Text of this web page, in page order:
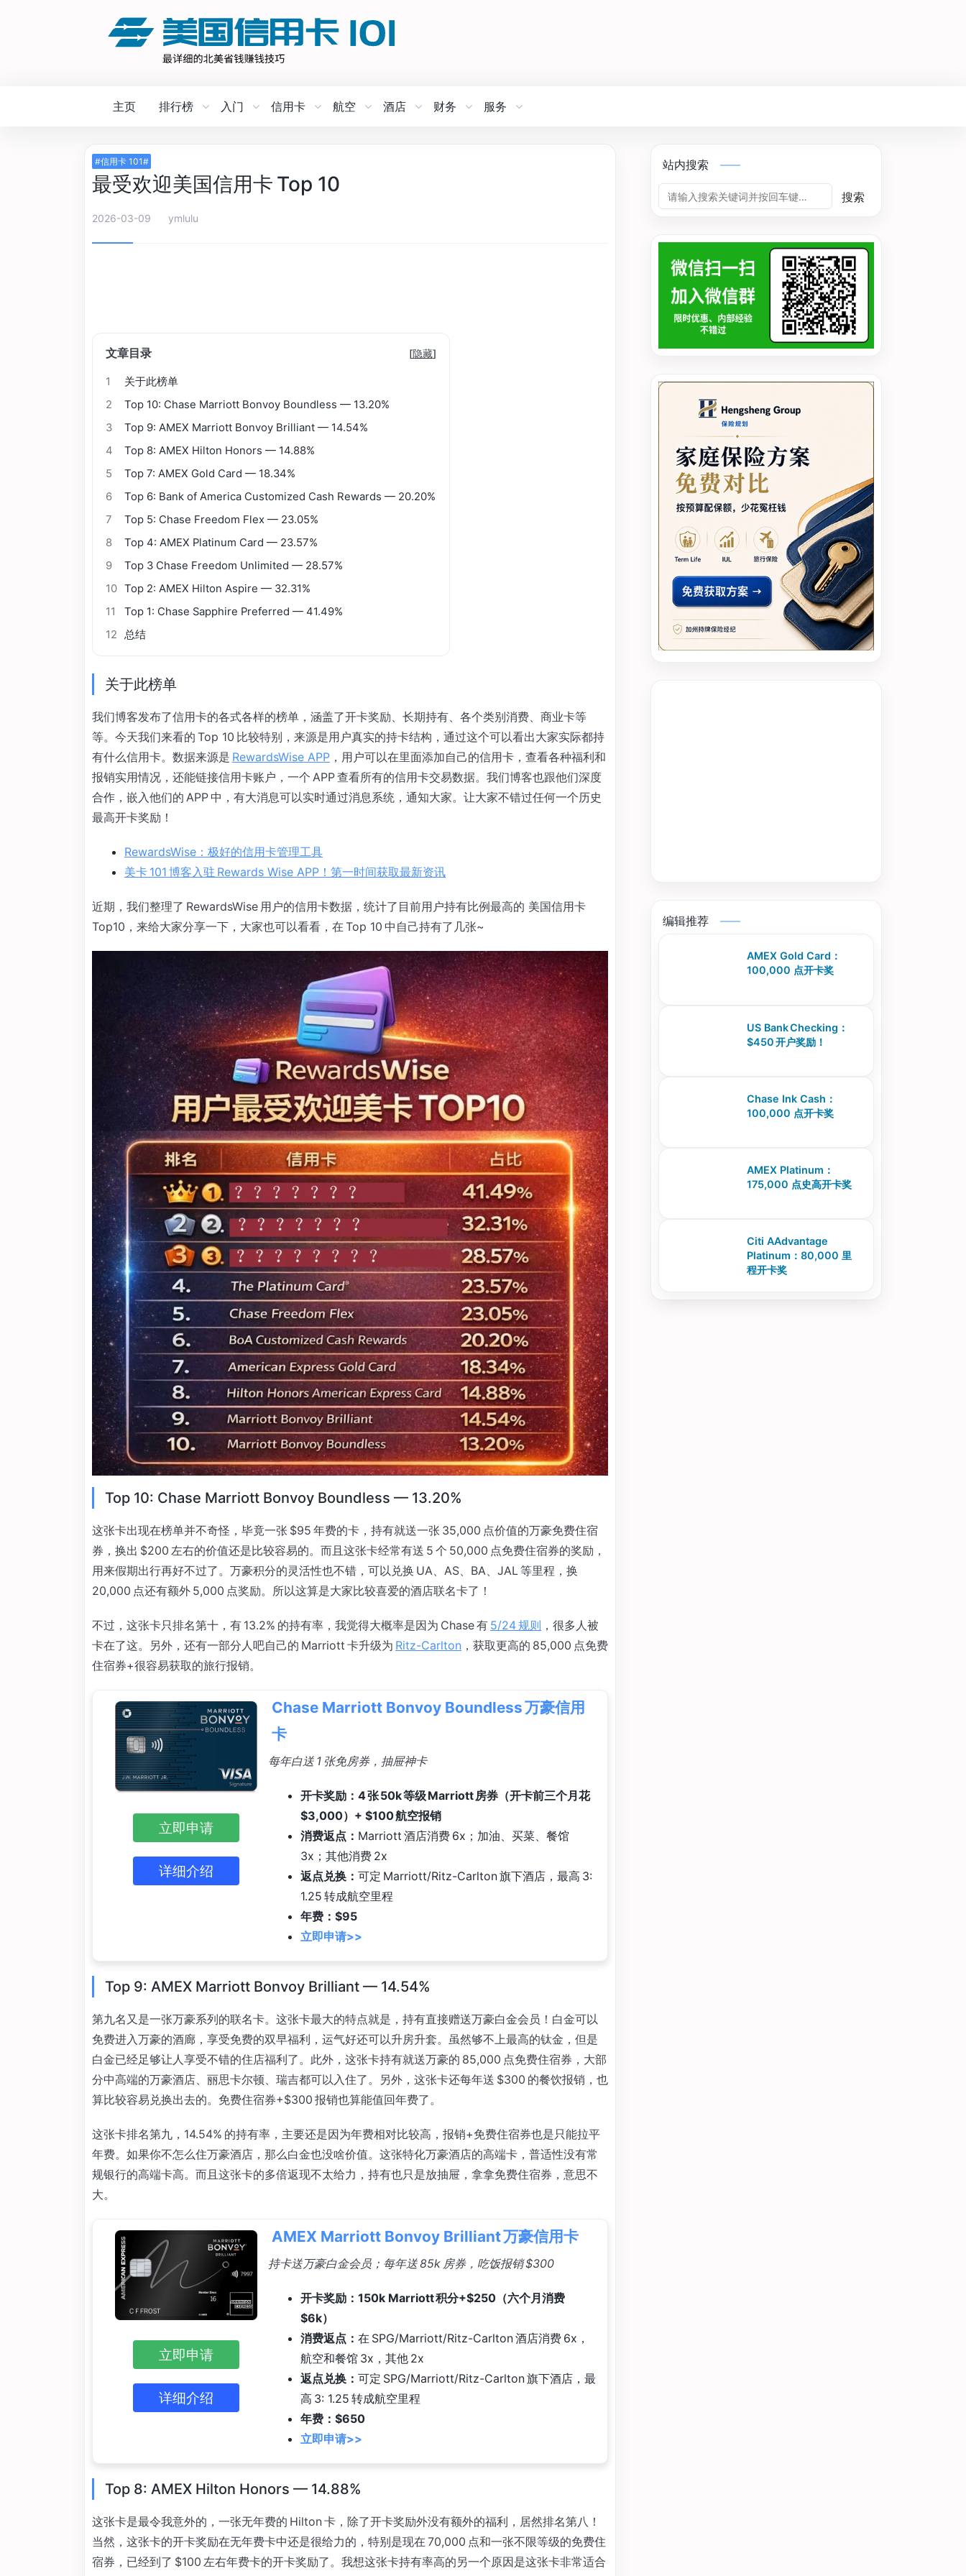
主页 排行榜 入门 信用卡 航空 酒店 财务 服务
#信用卡 101#
最受欢迎美国信用卡 Top 10
2026-03-09 ymlulu
文章目录 [隐藏]
1
关于此榜单
2
Top 10: Chase Marriott Bonvoy Boundless — 13.20%
3
Top 9: AMEX Marriott Bonvoy Brilliant — 14.54%
4
Top 8: AMEX Hilton Honors — 14.88%
5
Top 7: AMEX Gold Card — 18.34%
6
Top 6: Bank of America Customized Cash Rewards — 20.20%
7
Top 5: Chase Freedom Flex — 23.05%
8
Top 4: AMEX Platinum Card — 23.57%
9
Top 3 Chase Freedom Unlimited — 28.57%
10 Top 2: AMEX Hilton Aspire — 32.31%
11
Top 1: Chase Sapphire Preferred — 41.49%
12
总结
关于此榜单
我们博客发布了信用卡的各式各样的榜单，涵盖了开卡奖励、长期持有、各个类别消费、商业卡等
等。今天我们来看的 Top 10 比较特别，来源是用户真实的持卡结构，通过这个可以看出大家实际都持
有什么信用卡。数据来源是 RewardsWise APP ，用户可以在里面添加自己的信用卡，查看各种福利和
报销实用情况，还能链接信用卡账户，一个 APP 查看所有的信用卡交易数据。我们博客也跟他们深度
合作，嵌入他们的 APP 中，有大消息可以实时通过消息系统，通知大家。让大家不错过任何一个历史
最高开卡奖励！
RewardsWise：极好的信用卡管理工具
美卡 101 博客入驻 Rewards Wise APP！第一时间获取最新资讯
近期，我们整理了 RewardsWise 用户的信用卡数据，统计了目前用户持有比例最高的 美国信用卡
Top10，来给大家分享一下，大家也可以看看，在 Top 10 中自己持有了几张~
Top 10: Chase Marriott Bonvoy Boundless — 13.20%
这张卡出现在榜单并不奇怪，毕竟一张 $95 年费的卡，持有就送一张 35,000 点价值的万豪免费住宿
券，换出 $200 左右的价值还是比较容易的。而且这张卡经常有送 5 个 50,000 点免费住宿券的奖励，
用来假期出行再好不过了。万豪积分的灵活性也不错，可以兑换 UA、AS、BA、JAL 等里程，换
20,000 点还有额外 5,000 点奖励。所以这算是大家比较喜爱的酒店联名卡了！
不过，这张卡只排名第十，有 13.2% 的持有率，我觉得大概率是因为 Chase 有 5/24 规则 ，很多人被
卡在了这。另外，还有一部分人吧自己的 Marriott 卡升级为 Ritz-Carlton ，获取更高的 85,000 点免费
住宿券+很容易获取的旅行报销。
立即申请
详细介绍
Chase Marriott Bonvoy Boundless 万豪信用
卡
每年白送 1 张免房券，抽屉神卡
开卡奖励：4 张 50k 等级 Marriott 房券（开卡前三个月花
$3,000）+ $100 航空报销
消费返点： Marriott 酒店消费 6x；加油、买菜、餐馆
3x；其他消费 2x
返点兑换： 可定 Marriott/Ritz-Carlton 旗下酒店，最高 3:
1.25 转成航空里程
年费：$95
立即申请>>
Top 9: AMEX Marriott Bonvoy Brilliant — 14.54%
第九名又是一张万豪系列的联名卡。这张卡最大的特点就是，持有直接赠送万豪白金会员！白金可以
免费进入万豪的酒廊，享受免费的双早福利，运气好还可以升房升套。虽然够不上最高的钛金，但是
白金已经足够让人享受不错的住店福利了。此外，这张卡持有就送万豪的 85,000 点免费住宿券，大部
分中高端的万豪酒店、丽思卡尔顿、瑞吉都可以入住了。另外，这张卡还每年送 $300 的餐饮报销，也
算比较容易兑换出去的。免费住宿券+$300 报销也算能值回年费了。
这张卡排名第九，14.54% 的持有率，主要还是因为年费相对比较高，报销+免费住宿券也是只能拉平
年费。如果你不怎么住万豪酒店，那么白金也没啥价值。这张特化万豪酒店的高端卡，普适性没有常
规银行的高端卡高。而且这张卡的多倍返现不太给力，持有也只是放抽屉，拿拿免费住宿券，意思不
大。
立即申请
详细介绍
AMEX Marriott Bonvoy Brilliant 万豪信用卡
持卡送万豪白金会员；每年送 85k 房券，吃饭报销 $300
开卡奖励：150k Marriott 积分+$250（六个月消费
$6k）
消费返点： 在 SPG/Marriott/Ritz-Carlton 酒店消费 6x，
航空和餐馆 3x，其他 2x
返点兑换： 可定 SPG/Marriott/Ritz-Carlton 旗下酒店，最
高 3: 1.25 转成航空里程
年费：$650
立即申请>>
Top 8: AMEX Hilton Honors — 14.88%
这张卡是最令我意外的，一张无年费的 Hilton 卡，除了开卡奖励外没有额外的福利，居然排名第八！
当然，这张卡的开卡奖励在无年费卡中还是很给力的，特别是现在 70,000 点和一张不限等级的免费住
宿券，已经到了 $100 左右年费卡的开卡奖励了。我想这张卡持有率高的另一个原因是这张卡非常适合
站内搜索
搜索
编辑推荐
AMEX Gold Card：
100,000 点开卡奖
US Bank Checking：
$450 开户奖励！
Chase Ink Cash：
100,000 点开卡奖
AMEX Platinum：
175,000 点史高开卡奖
Citi AAdvantage
Platinum：80,000 里
程开卡奖